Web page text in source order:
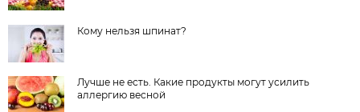
Кому нельзя шпинат?
Лучше не есть. Какие продукты могут усилить
аллергию весной